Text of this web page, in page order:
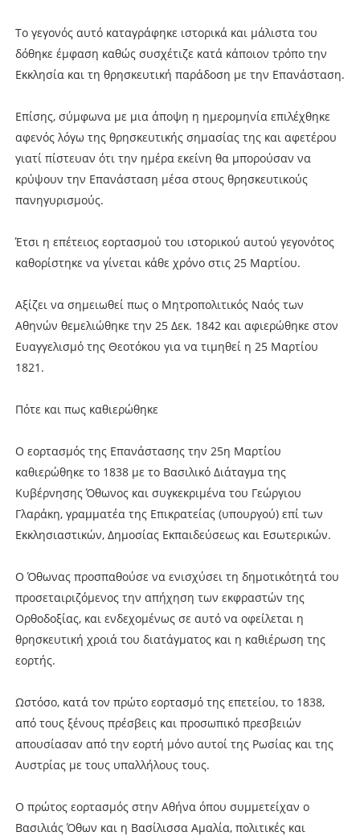
Το γεγονός αυτό καταγράφηκε ιστορικά και μάλιστα του
δόθηκε έμφαση καθώς συσχέτιζε κατά κάποιον τρόπο την
Εκκλησία και τη θρησκευτική παράδοση με την Επανάσταση.
Επίσης, σύμφωνα με μια άποψη η ημερομηνία επιλέχθηκε
αφενός λόγω της θρησκευτικής σημασίας της και αφετέρου
γιατί πίστευαν ότι την ημέρα εκείνη θα μπορούσαν να
κρύψουν την Επανάσταση μέσα στους θρησκευτικούς
πανηγυρισμούς.
Έτσι η επέτειος εορτασμού του ιστορικού αυτού γεγονότος
καθορίστηκε να γίνεται κάθε χρόνο στις 25 Μαρτίου.
Αξίζει να σημειωθεί πως ο Μητροπολιτικός Ναός των
Αθηνών θεμελιώθηκε την 25 Δεκ. 1842 και αφιερώθηκε στον
Ευαγγελισμό της Θεοτόκου για να τιμηθεί η 25 Μαρτίου
1821.
Πότε και πως καθιερώθηκε
Ο εορτασμός της Επανάστασης την 25η Μαρτίου
καθιερώθηκε το 1838 με το Βασιλικό Διάταγμα της
Κυβέρνησης Όθωνος και συγκεκριμένα του Γεώργιου
Γλαράκη, γραμματέα της Επικρατείας (υπουργού) επί των
Εκκλησιαστικών, Δημοσίας Εκπαιδεύσεως και Εσωτερικών.
Ο Όθωνας προσπαθούσε να ενισχύσει τη δημοτικότητά του
προσεταιριζόμενος την απήχηση των εκφραστών της
Ορθοδοξίας, και ενδεχομένως σε αυτό να οφείλεται η
θρησκευτική χροιά του διατάγματος και η καθιέρωση της
εορτής.
Ωστόσο, κατά τον πρώτο εορτασμό της επετείου, το 1838,
από τους ξένους πρέσβεις και προσωπικό πρεσβειών
απουσίασαν από την εορτή μόνο αυτοί της Ρωσίας και της
Αυστρίας με τους υπαλλήλους τους.
Ο πρώτος εορτασμός στην Αθήνα όπου συμμετείχαν ο
Βασιλιάς Όθων και η Βασίλισσα Αμαλία, πολιτικές και